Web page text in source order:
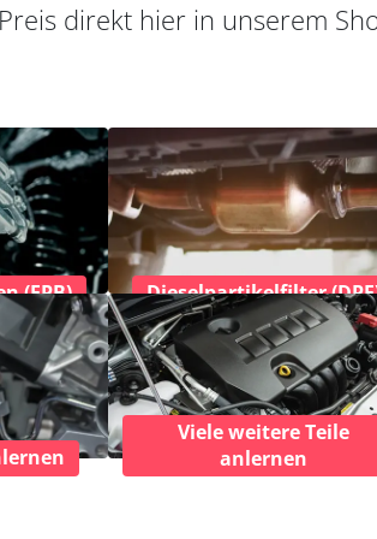
direkt hier in unserem
(EPB) Dieselpartikelfilter
Viele weitere Teile
anlernen